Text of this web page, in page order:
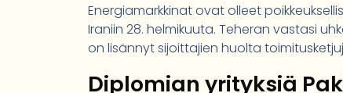
Energiamarkkinat ovat olleet
Iraniin 28. helmikuuta. Teheran vastasi
on lisännyt sijoittajien huolta
Diplomian yrityksiä